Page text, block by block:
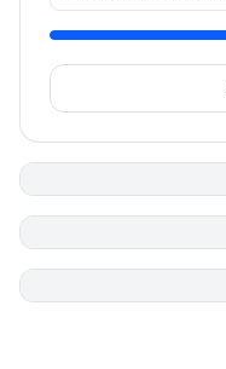
电子魅魔
魔法喵